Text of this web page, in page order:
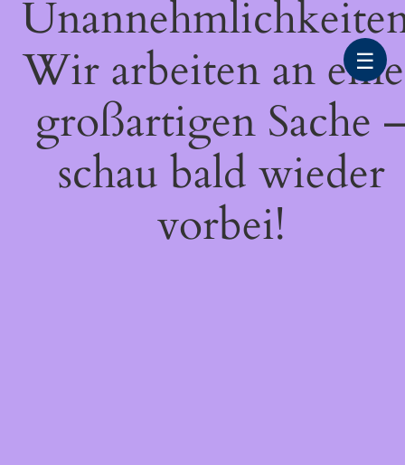
Wir arbeiten an
großartigen Sache
schau bald wieder
vorbei!
☰